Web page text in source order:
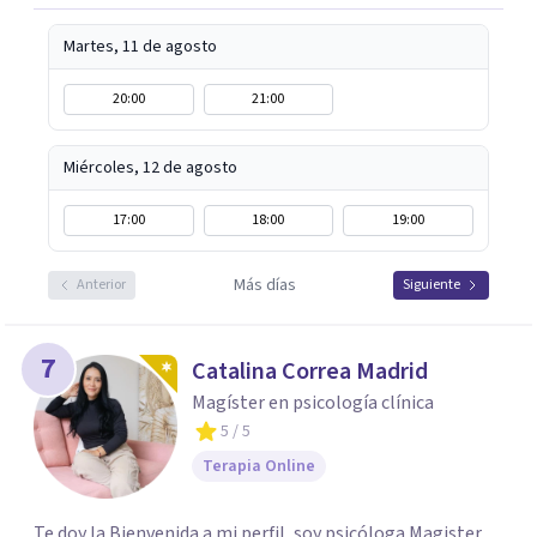
Martes, 11 de agosto
20:00 21:00
Miércoles, 12 de agosto
17:00 18:00 19:00
Anterior Más días Siguiente
7 Catalina Correa Madrid
Magíster en psicología clínica
5 / 5
Terapia Online